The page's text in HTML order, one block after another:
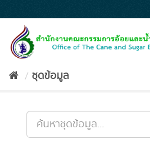
to
content
ชุดข้อมูล